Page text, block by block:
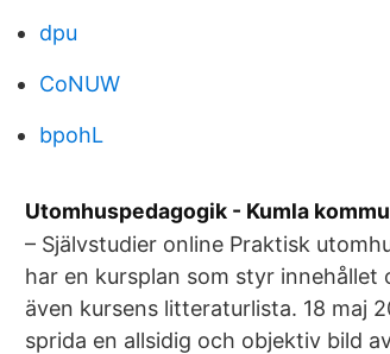
dpu
CoNUW
bpohL
Utomhuspedagogik - Kumla
– Självstudier online Praktisk
har en kursplan som styr
även kursens litteraturlista. 18 maj
sprida en allsidig och objektiv bild